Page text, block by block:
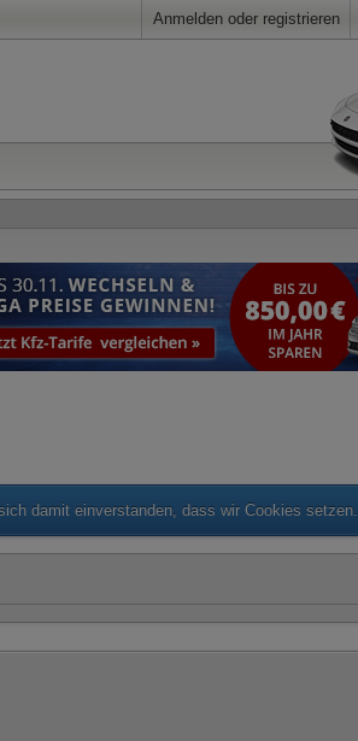
Anmelden oder registrieren
damit einverstanden, dass wir Cookies setzen.